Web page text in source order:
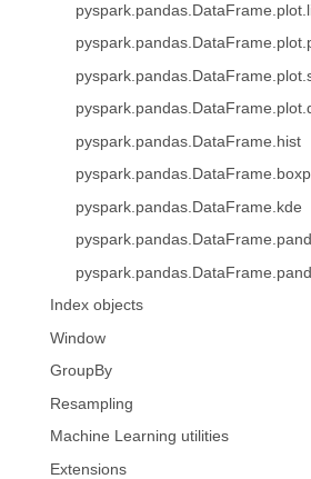
pyspark.pandas.DataFrame.hist
pyspark.pandas.DataFrame.kde
Index objects
Window
GroupBy
Resampling
Machine Learning utilities
Extensions